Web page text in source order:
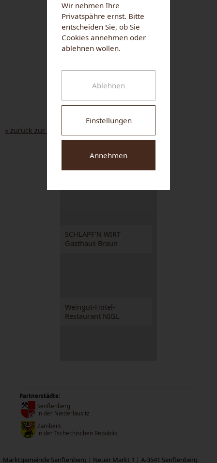
« zurück zur Liste
NUHR MEDICAL CENTER
SCHLAPF'N WIRT
Gasthaus Braun
Weingut-Hotel-
Restaurant NIGL
Partnerstädte:
Senftenberg
in der Niederlausitz
Zamberk
in der Tschechischen Republik
Marktgemeinde Senftenberg | Neuer Markt 1 | A-3541 Senftenberg
Wir nehmen Ihre
Privatspähre ernst. Bitte
entscheiden Sie, ob Sie
Cookies annehmen oder
ablehnen wollen.
Ablehnen
Einstellungen
Annehmen